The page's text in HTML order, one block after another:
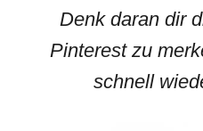
Denk daran dir
Pinterest zu
schnell